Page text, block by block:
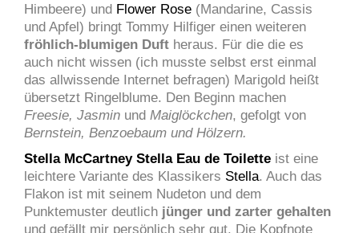
Himbeere) und Flower Rose (Mandarine, Cassis
und Apfel) bringt Tommy Hilfiger einen weiteren
fröhlich-blumigen Duft heraus. Für die die es
auch nicht wissen (ich musste selbst erst einmal
das allwissende Internet befragen) Marigold heißt
übersetzt Ringelblume. Den Beginn machen
Freesie, Jasmin und Maiglöckchen, gefolgt von
Bernstein, Benzoebaum und Hölzern.
Stella McCartney Stella Eau de Toilette ist eine
leichtere Variante des Klassikers Stella. Auch das
Flakon ist mit seinem Nudeton und dem
Punktemuster deutlich jünger und zarter gehalten
und gefällt mir persönlich sehr gut. Die Kopfnote